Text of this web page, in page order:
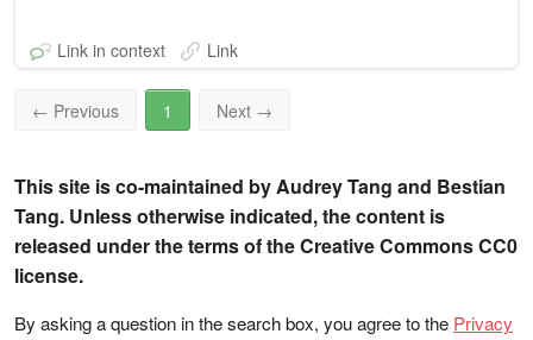
Link in context Link
← Previous 1 Next →
This site is co-maintained by Audrey Tang and Bestian
Tang. Unless otherwise indicated, the content is
released under the terms of the Creative Commons CC0
license.
By asking a question in the search box, you agree to the Privacy